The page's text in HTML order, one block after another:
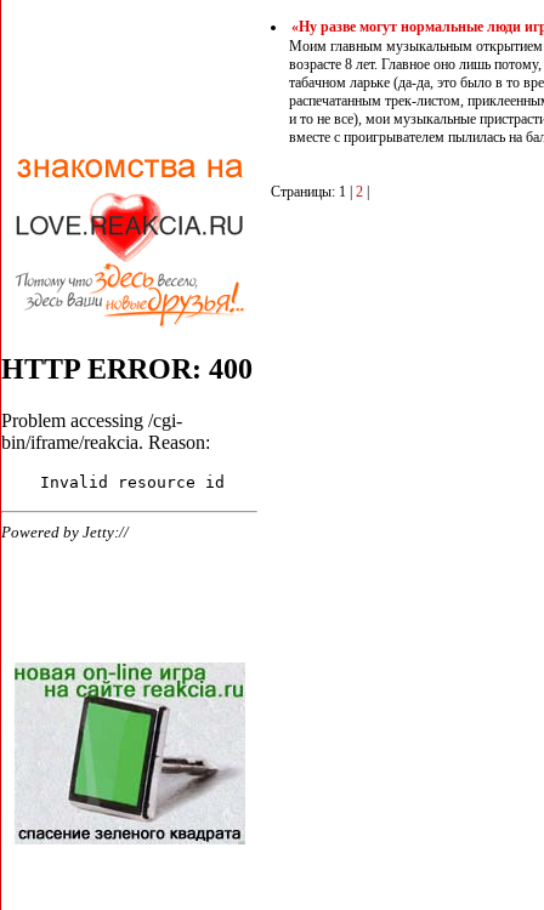
«Ну разве могут нормальные люди
Моим главным музыкальным открытием
возрасте 8 лет. Главное оно лишь
табачном ларьке (да-да, это было в то
распечатанным трек-листом,
и то не все), мои музыкальные
вместе с проигрывателем пылилась на
Страницы: 1 | 2